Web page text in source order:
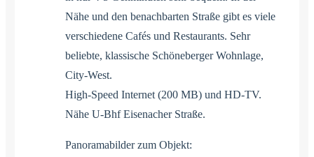
Nähe und den benachbarten Straße gibt es viele
verschiedene Cafés und Restaurants. Sehr
beliebte, klassische Schöneberger Wohnlage,
City-West.
High-Speed Internet (200 MB) und HD-TV.
Nähe U-Bhf Eisenacher Straße.
Panoramabilder zum Objekt: